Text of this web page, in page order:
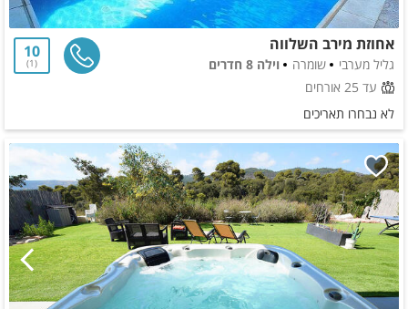
אחוזת מירב השלווה
גליל מערבי שומרה
וילה 8 חדרים
עד 25 אורחים
10
1
לא נבחרו תאריכים